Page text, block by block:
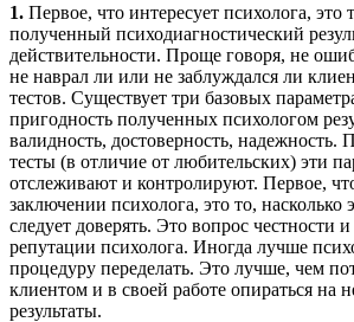
1. Первое, что интересует психолога, это
полученный психодиагностический
действительности. Проще говоря, не
не наврал ли или не заблуждался ли
тестов. Существует три базовых
пригодность полученных психологом
валидность, достоверность, надежность.
тесты (в отличие от любительских) эти
отслеживают и контролируют. Первое,
заключении психолога, это то,
следует доверять. Это вопрос честности
репутации психолога. Иногда лучше
процедуру переделать. Это лучше, чем
клиентом и в своей работе опираться на
результаты.